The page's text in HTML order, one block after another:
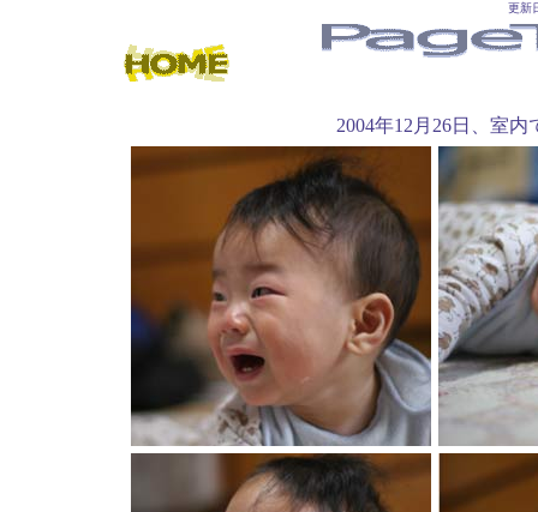
更新
2004年12月26日、室内